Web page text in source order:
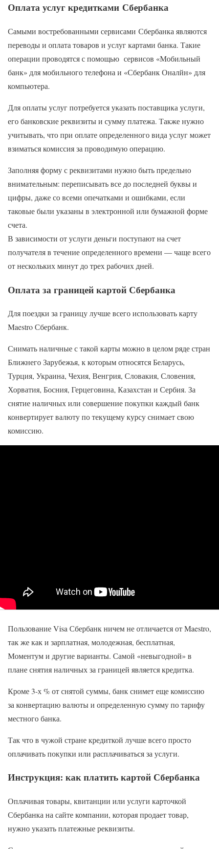
Оплата услуг кредитками Сбербанка
Самыми востребованными сервисами Сбербанка являются
переводы и оплата товаров и услуг картами банка. Такие
операции проводятся с помощью сервисов «Мобильный
банк» для мобильного телефона и «Сбербанк Оналйн» для
компьютера.
Для оплаты услуг потребуется указать поставщика услуги,
его банковские реквизиты и сумму платежа. Также нужно
учитывать, что при оплате определенного вида услуг может
взиматься комиссия за проводимую операцию.
Заполняя форму с реквизитами нужно быть предельно
внимательным: переписывать все до последней буквы и
цифры, даже со всеми опечатками и ошибками, если
таковые были указаны в электронной или бумажной форме
счета.
В зависимости от услуги деньги поступают на счет
получателя в течение определенного времени — чаще всего
от нескольких минут до трех рабочих дней.
Оплата за границей картой Сбербанка
Для поездки за границу лучше всего использовать карту
Maestro Сбербанк.
Снимать наличные с такой карты можно в целом ряде стран
Ближнего Зарубежья, к которым относятся Беларусь,
Турция, Украина, Чехия, Венгрия, Словакия, Словения,
Хорватия, Босния, Герцеговина, Казахстан и Сербия. За
снятие наличных или совершение покупки каждый банк
конвертирует валюту по текущему курсу снимает свою
комиссию.
Пользование Visa Сбербанк ничем не отличается от Maestro,
так же как и зарплатная, молодежная, бесплатная,
Моментум и другие варианты. Самой «невыгодной» в
плане снятия наличных за границей является кредитка.
Кроме 3-х % от снятой суммы, банк снимет еще комиссию
за конвертацию валюты и определенную сумму по тарифу
местного банка.
Так что в чужой стране кредиткой лучше всего просто
оплачивать покупки или расплачиваться за услуги.
Инструкция: как платить картой Сбербанка
Оплачивая товары, квитанции или услуги карточкой
Сбербанка на сайте компании, которая продает товар,
нужно указать платежные реквизиты.